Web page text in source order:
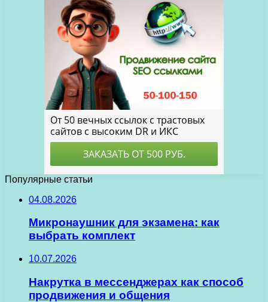
Популярные статьи
04.08.2026
Микронаушник для экзамена: как
выбрать комплект
10.07.2026
Накрутка в мессенджерах как способ
продвижения и общения